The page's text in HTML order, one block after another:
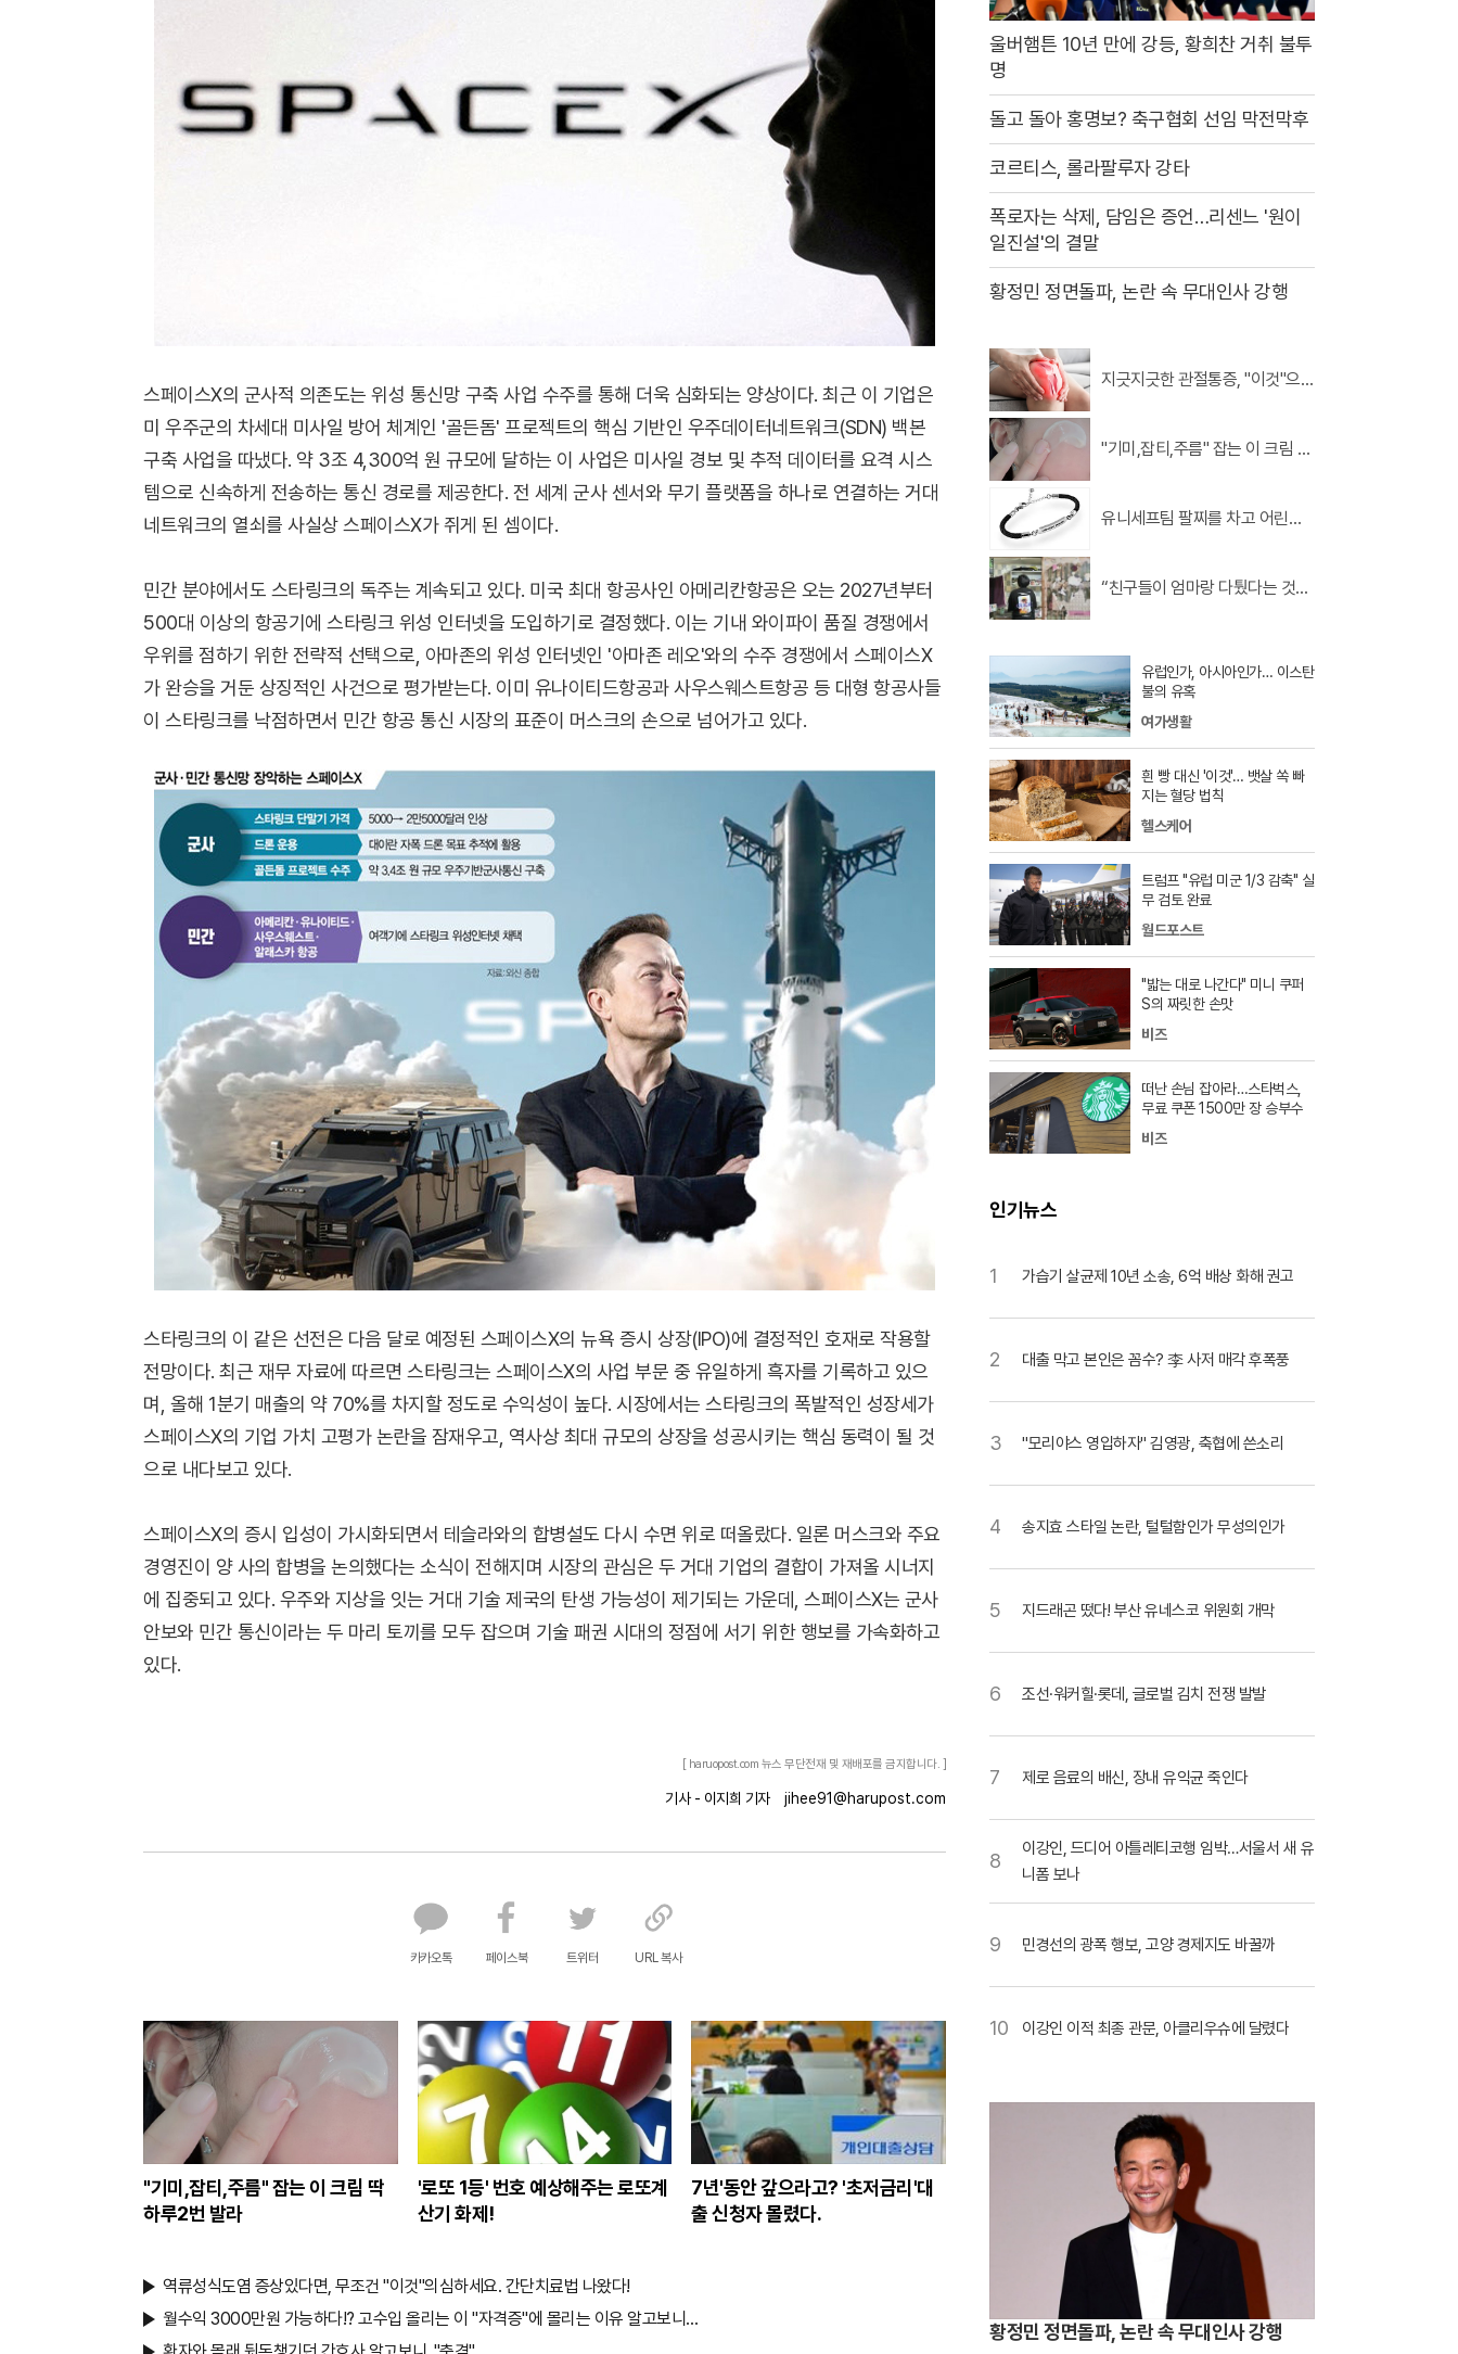
스페이스X의 군사적 의존도는 위성 통신망 구축 사업 수주를 통해 더욱 심화되는 양상이다. 최근 이 기업은
미 우주군의 차세대 미사일 방어 체계인 '골든돔' 프로젝트의 핵심 기반인 우주데이터네트워크(SDN) 백본
구축 사업을 따냈다. 약 3조 4,300억 원 규모에 달하는 이 사업은 미사일 경보 및 추적 데이터를 요격 시스
템으로 신속하게 전송하는 통신 경로를 제공한다. 전 세계 군사 센서와 무기 플랫폼을 하나로 연결하는 거대
네트워크의 열쇠를 사실상 스페이스X가 쥐게 된 셈이다.
민간 분야에서도 스타링크의 독주는 계속되고 있다. 미국 최대 항공사인 아메리칸항공은 오는 2027년부터
500대 이상의 항공기에 스타링크 위성 인터넷을 도입하기로 결정했다. 이는 기내 와이파이 품질 경쟁에서
우위를 점하기 위한 전략적 선택으로, 아마존의 위성 인터넷인 '아마존 레오'와의 수주 경쟁에서 스페이스X
가 완승을 거둔 상징적인 사건으로 평가받는다. 이미 유나이티드항공과 사우스웨스트항공 등 대형 항공사들
이 스타링크를 낙점하면서 민간 항공 통신 시장의 표준이 머스크의 손으로 넘어가고 있다.
스타링크의 이 같은 선전은 다음 달로 예정된 스페이스X의 뉴욕 증시 상장(IPO)에 결정적인 호재로 작용할
전망이다. 최근 재무 자료에 따르면 스타링크는 스페이스X의 사업 부문 중 유일하게 흑자를 기록하고 있으
며, 올해 1분기 매출의 약 70%를 차지할 정도로 수익성이 높다. 시장에서는 스타링크의 폭발적인 성장세가
스페이스X의 기업 가치 고평가 논란을 잠재우고, 역사상 최대 규모의 상장을 성공시키는 핵심 동력이 될 것
으로 내다보고 있다.
스페이스X의 증시 입성이 가시화되면서 테슬라와의 합병설도 다시 수면 위로 떠올랐다. 일론 머스크와 주요
경영진이 양 사의 합병을 논의했다는 소식이 전해지며 시장의 관심은 두 거대 기업의 결합이 가져올 시너지
에 집중되고 있다. 우주와 지상을 잇는 거대 기술 제국의 탄생 가능성이 제기되는 가운데, 스페이스X는 군사
안보와 민간 통신이라는 두 마리 토끼를 모두 잡으며 기술 패권 시대의 정점에 서기 위한 행보를 가속화하고
있다.
[ haruopost.com 뉴스 무단전재 및 재배포를 금지합니다. ]
기사 - 이지희 기자 jihee91@harupost.com
카카오톡 페이스북 트위터 URL 복사
"기미,잡티,주름" 잡는 이 크림 딱
하루2번 발라
'로또 1등' 번호 예상해주는 로또계
산기 화제!
7년'동안 갚으라고? '초저금리'대
출 신청자 몰렸다.
역류성식도염 증상있다면, 무조건 "이것"의심하세요. 간단치료법 나왔다!
월수익 3000만원 가능하다!? 고수입 올리는 이 "자격증"에 몰리는 이유 알고보니…
울버햄튼 10년 만에 강등, 황희찬 거취 불투
명
돌고 돌아 홍명보? 축구협회 선임 막전막후
코르티스, 롤라팔루자 강타
폭로자는 삭제, 담임은 증언…리센느 '원이
일진설'의 결말
황정민 정면돌파, 논란 속 무대인사 강행
지긋지긋한 관절통증, "이것"으로
"기미,잡티,주름" 잡는 이 크림 딱
유니세프팀 팔찌를 차고 어린이
“친구들이 엄마랑 다퉜다는 것조
유럽인가, 아시아인가… 이스탄
불의 유혹
여가생활
흰 빵 대신 '이것'… 뱃살 쏙 빠
지는 혈당 법칙
헬스케어
트럼프 "유럽 미군 1/3 감축" 실
무 검토 완료
월드포스트
"밟는 대로 나간다" 미니 쿠퍼
S의 짜릿한 손맛
비즈
떠난 손님 잡아라…스타벅스,
무료 쿠폰 1500만 장 승부수
비즈
인기뉴스
1 가습기 살균제 10년 소송, 6억 배상 화해 권고
2 대출 막고 본인은 꼼수? 李 사저 매각 후폭풍
3 "모리야스 영입하자" 김영광, 축협에 쓴소리
4 송지효 스타일 논란, 털털함인가 무성의인가
5 지드래곤 떴다! 부산 유네스코 위원회 개막
6 조선·워커힐·롯데, 글로벌 김치 전쟁 발발
7 제로 음료의 배신, 장내 유익균 죽인다
8
이강인, 드디어 아틀레티코행 임박…서울서 새 유
니폼 보나
9 민경선의 광폭 행보, 고양 경제지도 바꿀까
10 이강인 이적 최종 관문, 아클리우슈에 달렸다
황정민 정면돌파, 논란 속 무대인사 강행